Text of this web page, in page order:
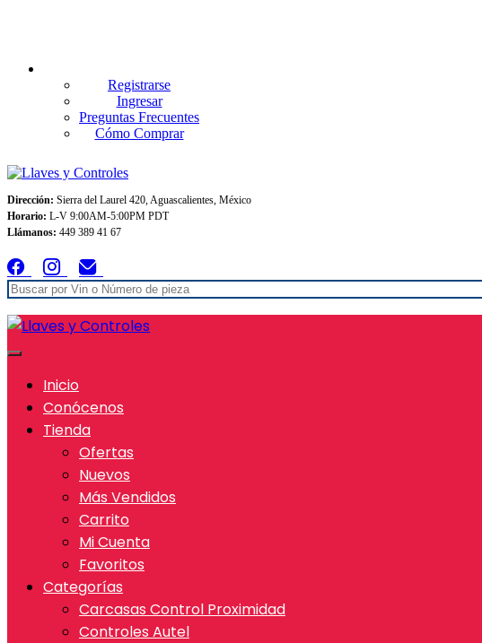
Registrarse
Ingresar
Preguntas Frecuentes
Cómo Comprar
Dirección: Sierra del Laurel 420, Aguascalientes, México
Horario: L-V 9:00AM-5:00PM PDT
Llámanos: 449 389 41 67
Inicio
Conócenos
Tienda
Ofertas
Nuevos
Más Vendidos
Carrito
Mi Cuenta
Favoritos
Categorías
Carcasas Control Proximidad
Controles Autel